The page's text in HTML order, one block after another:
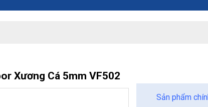
Xương Cá 5mm VF502
Sản phẩm